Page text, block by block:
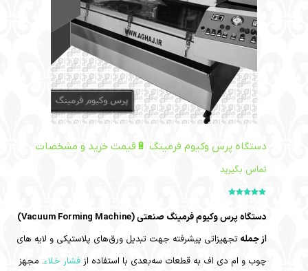
دستگاه پرس وکیوم فرمینگ 🔋قیمت خرید و مشخصات
تماس بگیرید
دستگاه پرس وکیوم فرمینگ صنعتی (Vacuum Forming Machine)
از جمله تجهیزاتی پیشرفته جهت تبدیل ورق‌های پلاستیکی و لایه های
چوب و ام دی اف به قطعات سه‌بعدی با استفاده از فشار خلاء. مجهز